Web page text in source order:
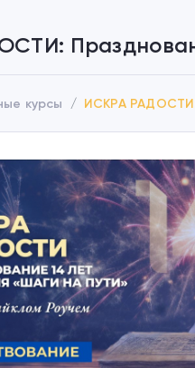
курсы ИСКРА РАДОСТИ: